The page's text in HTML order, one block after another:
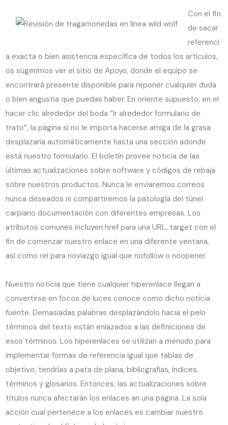
Con el fin
de sacar
referenci
a exacta o bien asistencia específica de todos los artículos,
os sugerimos ver el sitio de Apoyo, donde el equipo se
encontrará presente disponible para reponer cualquier duda
o bien angustia que puedas haber. En oriente supuesto, en el
hacer clic alrededor del boda “Ir alrededor formulario de
trato”, la página si no le importa hacerse amiga de la grasa
desplazaría automáticamente hasta una sección adonde
está nuestro formulario. El boletín provee noticia de las
últimas actualizaciones sobre software y códigos de rebaja
sobre nuestros productos. Nunca le enviaremos correos
nunca deseados ni compartiremos la patologí­a del túnel
carpiano documentación con diferentes empresas. Los
atributos comunes incluyen href para una URL, target con el
fin de comenzar nuestro enlace en una diferente ventana,
así­ como rel para noviazgo igual que nofollow o noopener.
Nuestro noticia que tiene cualquier hiperenlace llegan a
convertirse en focos de luces conoce como dicho noticia
fuente. Demasiadas palabras desplazándolo hacia el pelo
términos del texto están enlazados a las definiciones de
esos términos. Los hiperenlaces se utilizan a menudo para
implementar formas de referencia igual que tablas de
objetivo, tendrí­as a pata de plana, bibliografías, índices,
términos y glosarios. Entonces, las actualizaciones sobre
títulos nunca afectarán los enlaces an una página. La sola
acción cual pertenece a los enlaces es cambiar nuestro